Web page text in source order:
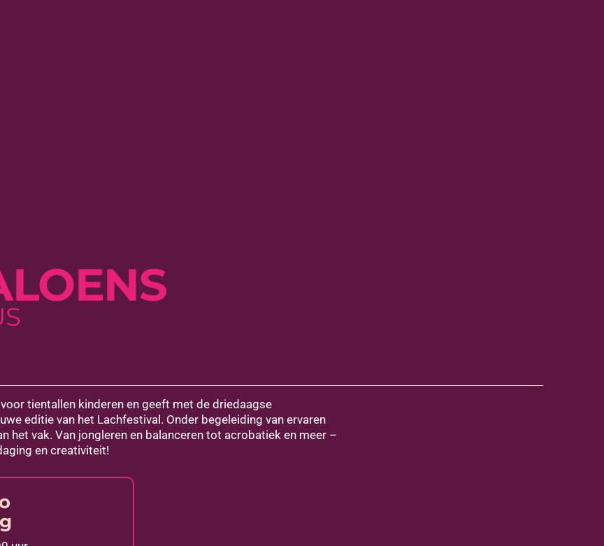
tientallen kinderen en geeft met de driedaagse
editie van het Lachfestival. Onder begeleiding van ervaren
het vak. Van jongleren en balanceren tot acrobatiek en meer –
en creativiteit!